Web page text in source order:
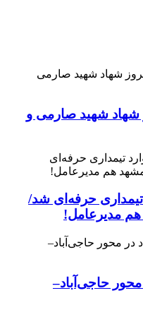
شهاد شهید صارمی و
حرفه‌ای شد/
مدیرعامل!
محور حاجی‌آباد–